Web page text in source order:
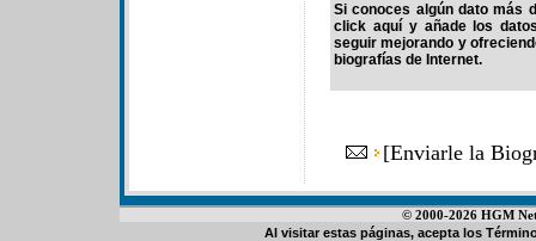
Si conoces algún dato más
click aquí y añade los
seguir mejorando y
biografías de Internet.
[Enviarle la
© 2000-2026 HGM
Al visitar estas páginas, acepta los